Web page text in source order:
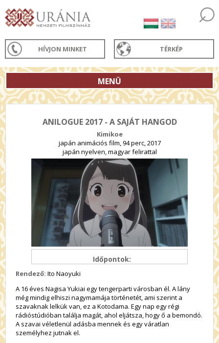
HÍVJON MINKET TÉRKÉP
MENÜ
ANILOGUE 2017 - A SAJÁT HANGOD
Kimikoe
japán animációs film, 94 perc, 2017
japán nyelven, magyar felirattal
Időpontok:
Rendező: Ito Naoyuki
A 16 éves Nagisa Yukiai egy tengerparti városban él. A lány
még mindig elhiszi nagymamája történetét, ami szerint a
szavaknak lelkük van, ez a Kotodama. Egy nap egy régi
rádióstúdióban találja magát, ahol eljátsza, hogy ő a bemondó.
A szavai véletlenül adásba mennek és egy váratlan
személyhez jutnak el.